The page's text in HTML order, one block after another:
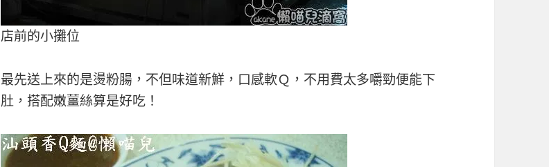
店前的小攤位
最先送上來的是燙粉腸，不但味道新鮮，口感軟Ｑ，不用費太多嚼勁便能下
肚，搭配嫩薑絲算是好吃！